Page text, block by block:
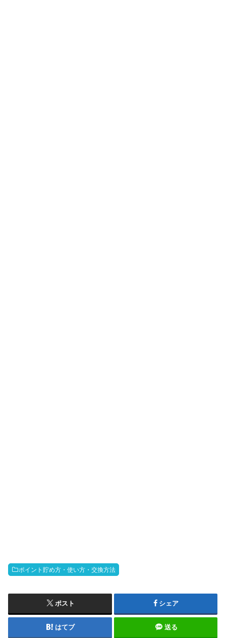
ポイント貯め方・使い方・交換方法
ポスト シェア
はてブ 送る